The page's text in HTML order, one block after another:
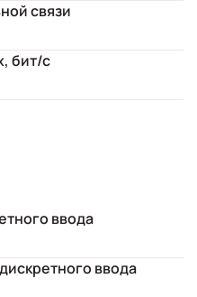
связи
бит/с
ввода
ввода